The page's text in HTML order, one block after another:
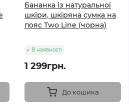
Бананка із натуральної
шкіри, шкіряна сумка на
пояс Two Line (чорна)
В наявності
1 299грн.
До кошика